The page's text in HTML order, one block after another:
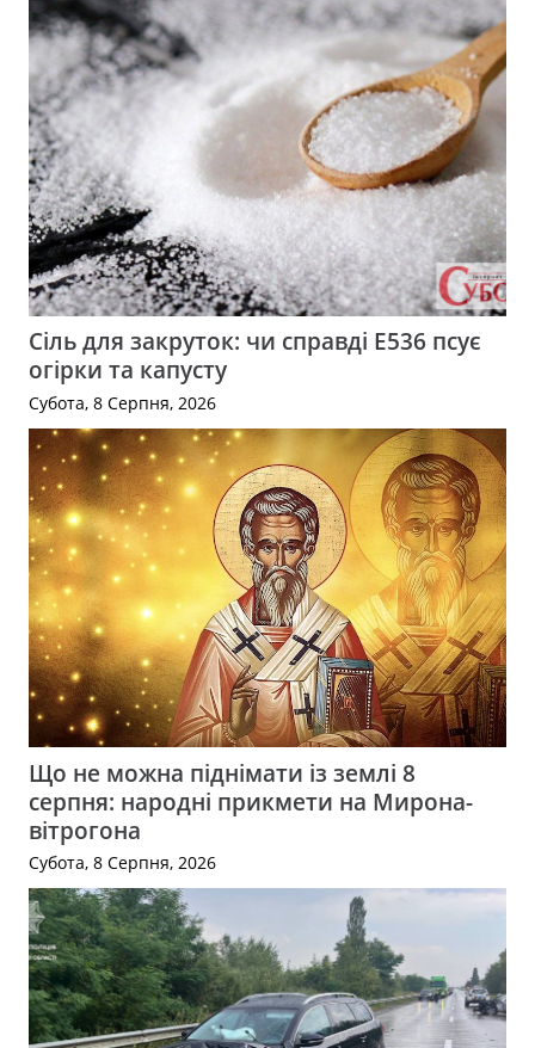
Сіль для закруток: чи справді Е536 псує
огірки та капусту
Субота, 8 Серпня, 2026
Що не можна піднімати із землі 8
серпня: народні прикмети на Мирона-
вітрогона
Субота, 8 Серпня, 2026